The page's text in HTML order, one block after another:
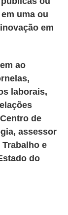
uma ou
em
ao
laborais,
de
assessor
e
do